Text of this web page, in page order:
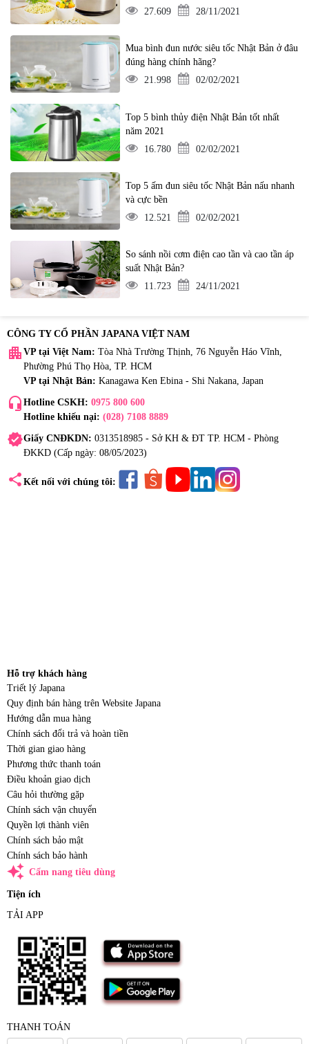
27.609
28/11/2021
Mua bình đun nước siêu tốc Nhật Bản ở đâu
đúng hàng chính hãng?
21.998
02/02/2021
Top 5 bình thủy điện Nhật Bản tốt nhất
năm 2021
16.780
02/02/2021
Top 5 ấm đun siêu tốc Nhật Bản nấu nhanh
và cực bền
12.521
02/02/2021
So sánh nồi cơm điện cao tần và cao tần áp
suất Nhật Bản?
11.723
24/11/2021
CÔNG TY CỔ PHẦN JAPANA VIỆT NAM
apartment VP tại Việt Nam: Tòa Nhà Trường Thịnh, 76 Nguyễn Háo Vĩnh,
Phường Phú Thọ Hòa, TP. HCM
VP tại Nhật Bản: Kanagawa Ken Ebina - Shi Nakana, Japan
headset_mic Hotline CSKH: 0975 800 600
Hotline khiếu nại: (028) 7108 8889
verifiedGiấy CNĐKDN: 0313518985 - Sở KH & ĐT TP. HCM - Phòng
ĐKKD (Cấp ngày: 08/05/2023)
share Kết nối với chúng tôi:
Hỗ trợ khách hàng
Triết lý Japana
Quy định bán hàng trên Website Japana
Hướng dẫn mua hàng
Chính sách đổi trả và hoàn tiền
Thời gian giao hàng
Phương thức thanh toán
Điều khoản giao dịch
Câu hỏi thường gặp
Chính sách vận chuyển
Quyền lợi thành viên
Chính sách bảo mật
Chính sách bảo hành
auto_awesome Cẩm nang tiêu dùng
Tiện ích
TẢI APP
THANH TOÁN